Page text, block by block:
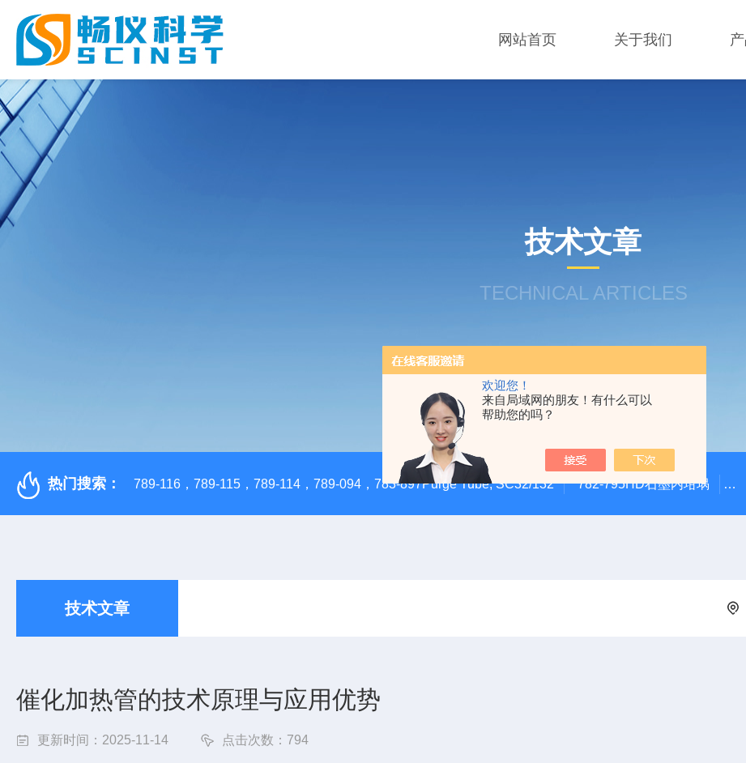
欢迎您！
来自局域网的朋友！有什么可以
帮助您的吗？
网站首页 关于我们
技术文章
TECHNICAL ARTICLES
热门搜索： 789-116，789-115，789-114，789-094，783-897Purge Tube, SC32/132 782-795HD石墨内坩埚
技术文章
催化加热管的技术原理与应用优势
更新时间：2025-11-14 点击次数：794